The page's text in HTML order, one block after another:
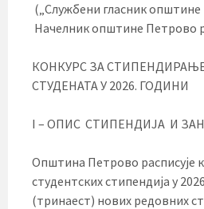
(„Службени гласник општине
Начелник општине Петрово
КОНКУРС ЗА
СТУДЕНАТА У 2026. ГОДИНИ
I – ОПИС СТИПЕНДИЈА И
Општина Петрово расписује
студентских стипендија у
(тринаест) нових редовних